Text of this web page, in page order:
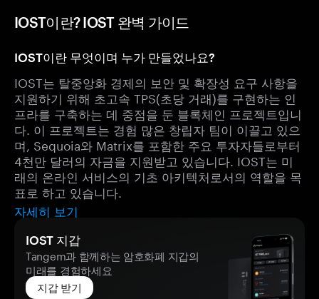
IOST이란? IOST 완벽 가이드
IOST이란 무엇이며 누가 만들었나요?
IOST는 탈중앙화 경제의 보안 및 확장성 요구 사항을
지원하기 위해 초고속 TPS(초당 거래)를 구현하는 인
프라를 구축하는 데 중점을 둔 블록체인 프로젝트입니
다. 이 프로젝트는 경험 많은 창립자 팀이 이끌고 있으
며, Sequoia와 Matrix를 포함한 주요 투자자들로부터
4천만 달러의 자금을 지원받고 있습니다. IOST는 미
래의 온라인 서비스의 기초 아키텍처로서의 역할을 목
표로 하고 있습니다.
자세히 보기
IOST 지갑
Tangem과 함께하는 암호화폐 지갑의
미래를 경험하세요
지갑 받기